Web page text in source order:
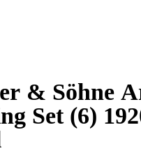
& Söhne
Set (6)